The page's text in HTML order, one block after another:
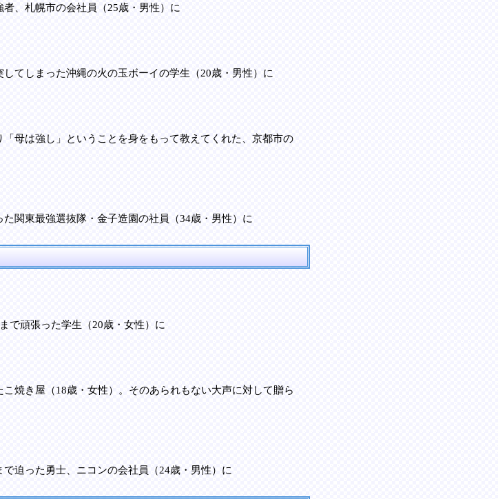
、札幌市の会社員（25歳・男性）に
てしまった沖縄の火の玉ボーイの学生（20歳・男性）に
母は強し」ということを身をもって教えてくれた、京都市の
関東最強選抜隊・金子造園の社員（34歳・男性）に
で頑張った学生（20歳・女性）に
焼き屋（18歳・女性）。そのあられもない大声に対して贈ら
迫った勇士、ニコンの会社員（24歳・男性）に